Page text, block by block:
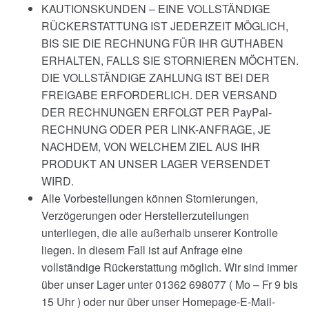
KAUTIONSKUNDEN – EINE VOLLSTÄNDIGE
RÜCKERSTATTUNG IST JEDERZEIT MÖGLICH,
BIS SIE DIE RECHNUNG FÜR IHR GUTHABEN
ERHALTEN, FALLS SIE STORNIEREN MÖCHTEN.
DIE VOLLSTÄNDIGE ZAHLUNG IST BEI DER
FREIGABE ERFORDERLICH. DER VERSAND
DER RECHNUNGEN ERFOLGT PER PayPal-
RECHNUNG ODER PER LINK-ANFRAGE, JE
NACHDEM, VON WELCHEM ZIEL AUS IHR
PRODUKT AN UNSER LAGER VERSENDET
WIRD.
Alle Vorbestellungen können Stornierungen,
Verzögerungen oder Herstellerzuteilungen
unterliegen, die alle außerhalb unserer Kontrolle
liegen. In diesem Fall ist auf Anfrage eine
vollständige Rückerstattung möglich. Wir sind immer
über unser Lager unter 01362 698077 ( Mo – Fr 9 bis
15 Uhr ) oder nur über unser Homepage-E-Mail-